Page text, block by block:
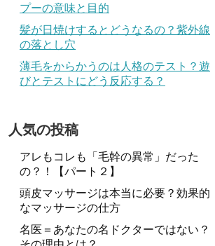
プーの意味と目的
髪が日焼けするとどうなるの？紫外線
の落とし穴
薄毛をからかうのは人格のテスト？遊
びとテストにどう反応する？
人気の投稿
アレもコレも「毛幹の異常」だった
の？！【パート２】
頭皮マッサージは本当に必要？効果的
なマッサージの仕方
名医＝あなたの名ドクターではない？